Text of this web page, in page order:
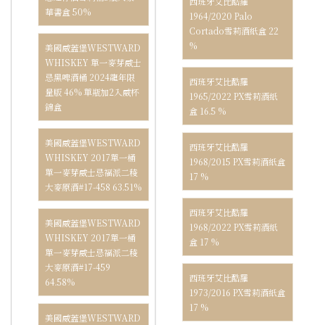
華書盒 50%
美國威蓋堡WESTWARD
WHISKEY 單一麥芽威士
忌黑啤酒桶 2024龍年限
量版 46% 單瓶加2入威杯
錦盒
美國威蓋堡WESTWARD
WHISKEY 2017單一桶
單一麥芽威士忌福派二稜
大麥原酒#17-458 63.51%
美國威蓋堡WESTWARD
WHISKEY 2017單一桶
單一麥芽威士忌福派二稜
大麥原酒#17-459
64.58%
美國威蓋堡WESTWARD
1964/2020 Palo
Cortado雪莉酒紙盒 22
%
西班牙艾比酷羅
1965/2022 PX雪莉酒紙
盒 16.5 %
西班牙艾比酷羅
1968/2015 PX雪莉酒紙盒
17 %
西班牙艾比酷羅
1968/2022 PX雪莉酒紙
盒 17 %
西班牙艾比酷羅
1973/2016 PX雪莉酒紙盒
17 %